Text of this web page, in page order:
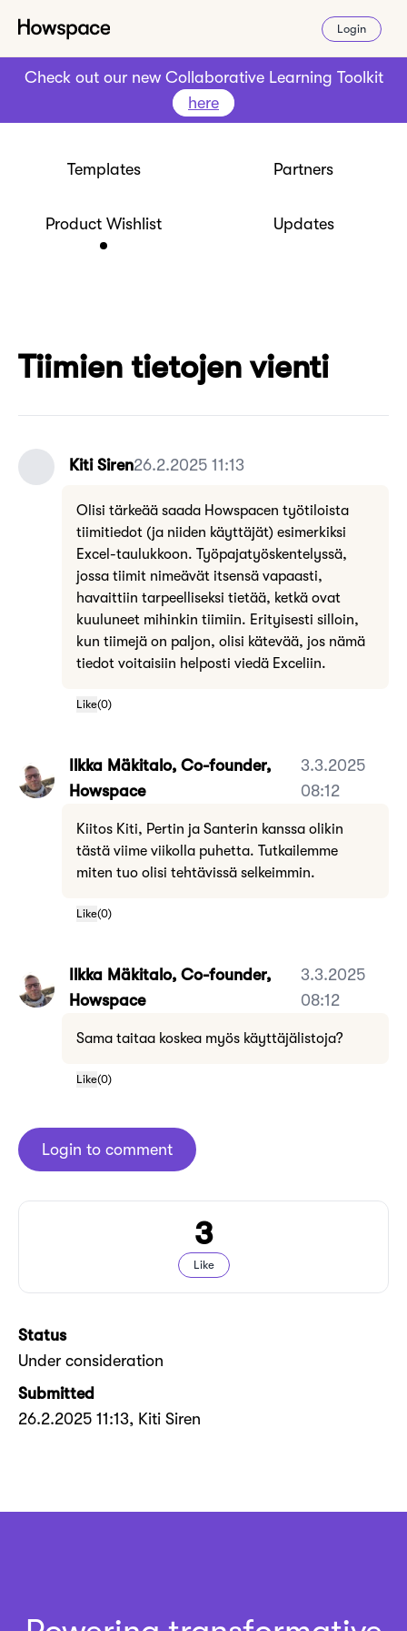
Login
Check out our new Collaborative Learning Toolkit
here
Templates Partners
Product Wishlist Updates
Tiimien tietojen vienti
Kiti Siren26.2.2025 11:13
Olisi tärkeää saada Howspacen työtiloista
tiimitiedot (ja niiden käyttäjät) esimerkiksi
Excel-taulukkoon. Työpajatyöskentelyssä,
jossa tiimit nimeävät itsensä vapaasti,
havaittiin tarpeelliseksi tietää, ketkä ovat
kuuluneet mihinkin tiimiin. Erityisesti silloin,
kun tiimejä on paljon, olisi kätevää, jos nämä
tiedot voitaisiin helposti viedä Exceliin.
Like(0)
Ilkka Mäkitalo, Co-founder,
Howspace
3.3.2025
08:12
Kiitos Kiti, Pertin ja Santerin kanssa olikin
tästä viime viikolla puhetta. Tutkailemme
miten tuo olisi tehtävissä selkeimmin.
Like(0)
Ilkka Mäkitalo, Co-founder,
Howspace
3.3.2025
08:12
Sama taitaa koskea myös käyttäjälistoja?
Like(0)
Login to comment
3
Like
Status
Under consideration
Submitted
26.2.2025 11:13, Kiti Siren